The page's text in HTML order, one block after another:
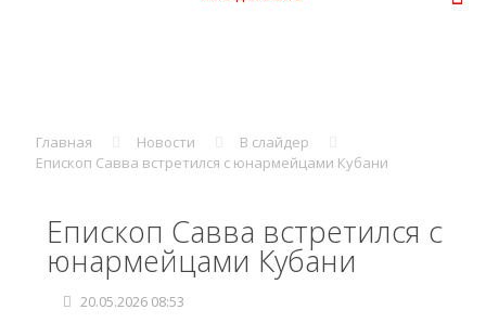
Главная Новости
В слайдер
Епископ Савва встретился с юнармейцами Кубани
Епископ Савва встретился с
юнармейцами Кубани
20.05.2026 08:53